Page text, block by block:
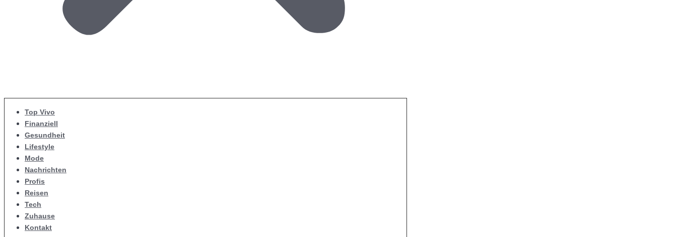
Top Vivo
Finanziell
Gesundheit
Lifestyle
Mode
Nachrichten
Profis
Reisen
Tech
Zuhause
Kontakt